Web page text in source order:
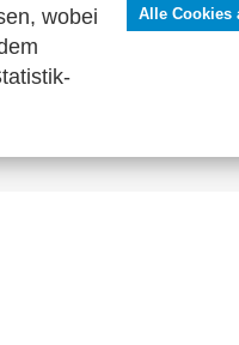
Kontakt
Impressum
Datenschutzhinweise
wobei
Alle Cookies